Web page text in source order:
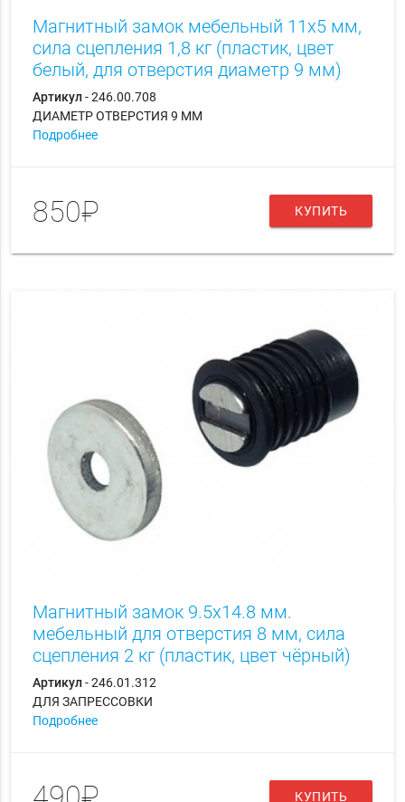
Магнитный замок мебельный 11х5 мм,
сила сцепления 1,8 кг (пластик, цвет
белый, для отверстия диаметр 9 мм)
Артикул- 246.00.708
ДИАМЕТР ОТВЕРСТИЯ 9 ММ
Подробнее
850₽ КУПИТЬ
Магнитный замок 9.5х14.8 мм.
мебельный для отверстия 8 мм, сила
сцепления 2 кг (пластик, цвет чёрный)
Артикул- 246.01.312
ДЛЯ ЗАПРЕССОВКИ
Подробнее
КУПИТЬ